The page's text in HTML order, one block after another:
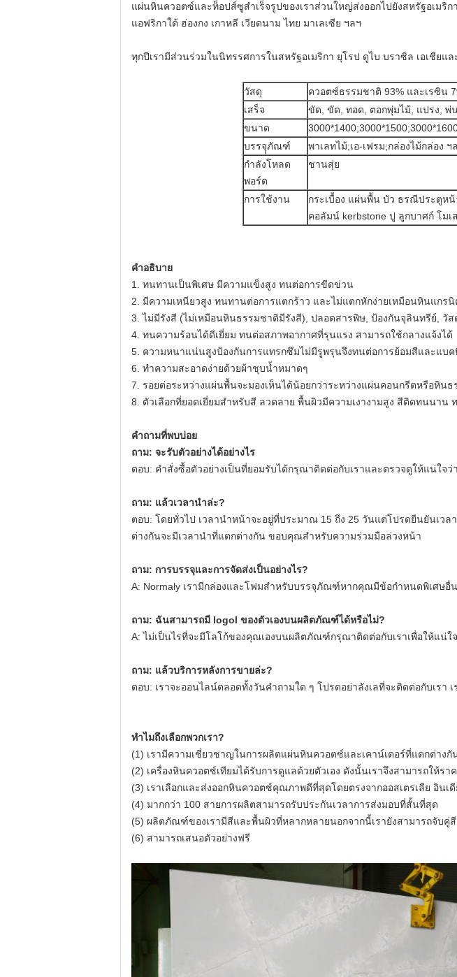
แผ่นหินควอตซ์และท็อปส์ซูสำเร็จรูปของเราส่วนใหญ่ส่งออกไปยังสหรัฐอเมริ
แอฟริกาใต้ ฮ่องกง เกาหลี เวียดนาม ไทย มาเลเซีย ฯลฯ
ทุกปีเรามีส่วนร่วมในนิทรรศการในสหรัฐอเมริกา ยุโรป ดูไบ บราซิล เอเชียแล
วัสดุ
ควอตซ์ธรรมชาติ 93% และเรซิน
เสร็จ
ขัด, ขัด, ทอด, ตอกพุ่มไม้, แปรง, พ่
ขนาด
บรรจุุภัณฑ์
พาเลทไม้;เอ-เฟรม;กล่องไม้กล่อง ฯ
กำลังโหลด
พอร์ต
ชานสุ่ย
การใช้งาน
กระเบื้อง แผ่นพื้น บัว ธรณีประตูหน้
คอลัมน์ kerbstone ปู ลูกบาศก์ โม
คำอธิบาย
1. ทนทานเป็นพิเศษ มีความแข็งสูง ทนต่อการขีดข่วน
2. มีความเหนียวสูง ทนทานต่อการแตกร้าว และไม่แตกหักง่ายเหมือนหินแกร
3. ไม่มีรังสี (ไม่เหมือนหินธรรมชาติมีรังสี), ปลอดสารพิษ, ป้องกันจุลินทรีย์, วั
4. ทนความร้อนได้ดีเยี่ยม ทนต่อสภาพอากาศที่รุนแรง สามารถใช้กลางแจ้งได้
5. ความหนาแน่นสูงป้องกันการแทรกซึมไม่มีรูพรุนจึงทนต่อการย้อมสีและแบค
6. ทำความสะอาดง่ายด้วยผ้าชุบน้ำหมาดๆ
7. รอยต่อระหว่างแผ่นพื้นจะมองเห็นได้น้อยกว่าระหว่างแผ่นคอนกรีตหรือหินธ
8. ตัวเลือกที่ยอดเยี่ยมสำหรับสี ลวดลาย พื้นผิวมีความเงางามสูง สีติดทนนาน
คำถามที่พบบ่อย
ถาม: จะรับตัวอย่างได้อย่างไร
ตอบ: คำสั่งซื้อตัวอย่างเป็นที่ยอมรับได้กรุณาติดต่อกับเราและตรวจดูให้แน่ใจว่
ถาม: แล้วเวลานำล่ะ?
ตอบ: โดยทั่วไป เวลานำหน้าจะอยู่ที่ประมาณ 15 ถึง 25 วันแต่โปรดยืนยันเ
ต่างกันจะมีเวลานำที่แตกต่างกัน ขอบคุณสำหรับความร่วมมือล่วงหน้า
ถาม: การบรรจุและการจัดส่งเป็นอย่างไร?
A: Normaly เรามีกล่องและโฟมสำหรับบรรจุภัณฑ์หากคุณมีข้อกำหนดพิเศษอื่
ถาม: ฉันสามารถมี logol ของตัวเองบนผลิตภัณฑ์ได้หรือไม่?
A: ไม่เป็นไรที่จะมีโลโก้ของคุณเองบนผลิตภัณฑ์กรุณาติดต่อกับเราเพื่อให้แน่ใ
ถาม: แล้วบริการหลังการขายล่ะ?
ตอบ: เราจะออนไลน์ตลอดทั้งวันคำถามใด ๆ โปรดอย่าลังเลที่จะติดต่อกับเรา
ทำไมถึงเลือกพวกเรา?
(1) เรามีความเชี่ยวชาญในการผลิตแผ่นหินควอตซ์และเคาน์เตอร์ที่แตกต่างกั
(2) เครื่องหินควอตซ์เทียมได้รับการดูแลด้วยตัวเอง ดังนั้นเราจึงสามารถให้ร
(3) เราเลือกและส่งออกหินควอตซ์คุณภาพดีที่สุดโดยตรงจากออสเตรเลีย อินเดี
(4) มากกว่า 100 สายการผลิตสามารถรับประกันเวลาการส่งมอบที่สั้นที่สุด
(5) ผลิตภัณฑ์ของเรามีสีและพื้นผิวที่หลากหลายนอกจากนี้เรายังสามารถจับคู่
(6) สามารถเสนอตัวอย่างฟรี